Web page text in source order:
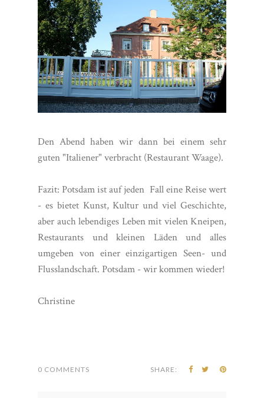
Den Abend haben wir dann bei einem sehr
guten "Italiener" verbracht (Restaurant Waage).
Fazit: Potsdam ist auf jeden Fall eine Reise wert
- es bietet Kunst, Kultur und viel Geschichte,
aber auch lebendiges Leben mit vielen Kneipen,
Restaurants und kleinen Läden und alles
umgeben von einer einzigartigen Seen- und
Flusslandschaft. Potsdam - wir kommen wieder!
Christine
0 COMMENTS SHARE: